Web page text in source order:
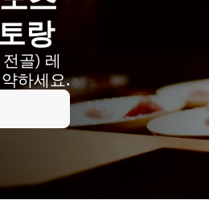
랑
골) 레
하세요.